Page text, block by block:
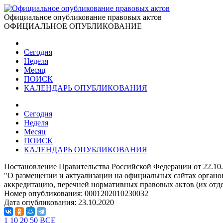
Официальное опубликование правовых актов
ОФИЦИАЛЬНОЕ ОПУБЛИКОВАНИЕ
Сегодня
Неделя
Месяц
ПОИСК
КАЛЕНДАРЬ ОПУБЛИКОВАНИЯ
Сегодня
Неделя
Месяц
ПОИСК
КАЛЕНДАРЬ ОПУБЛИКОВАНИЯ
Постановление Правительства Российской Федерации от
"О размещении и актуализации на официальных сайтах
аккредитацию, перечней нормативных правовых актов (их
Номер опубликования: 0001202010230032
Дата опубликования: 23.10.2020
1 10 20 50 ВСЕ